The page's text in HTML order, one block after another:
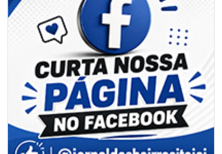
08/08/2026 | 07:00
Limpeza de valas e ribeirões avança no interior de Itajaí
ITAJAÍ